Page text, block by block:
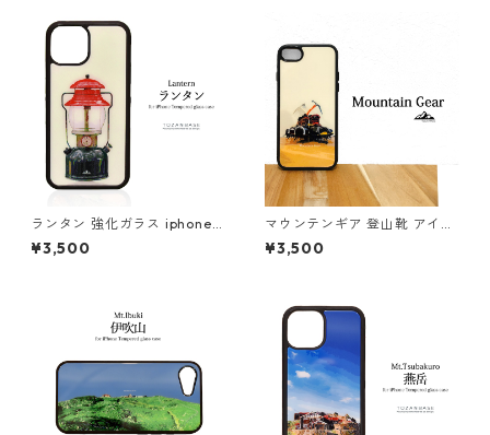
ランタン 強化ガラス iphone
スマホケース スマホカバーア
ウトドア 登山 山 キャンプ ラ
¥3,500
マウンテンギア 登山靴 アイゼ
ン ピッケル 強化ガラス iphon
e スマホケース スマホカバー
¥3,500